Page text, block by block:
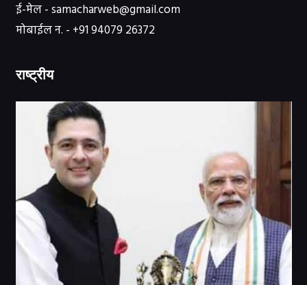
ई-मेल - samacharweb@gmail.com
मोबाईल न. - +91 94079 26372
राष्ट्रीय